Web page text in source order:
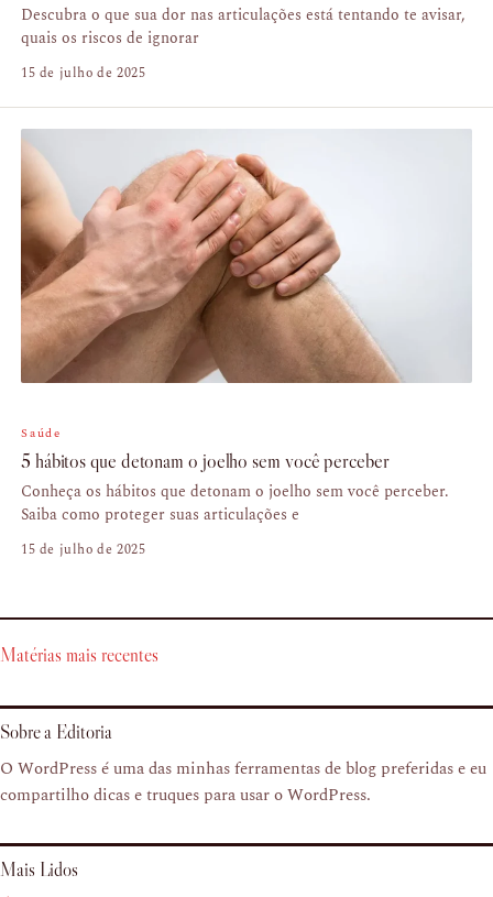
Descubra o que sua dor nas articulações está tentando te avisar,
quais os riscos de ignorar
15 de julho de 2025
Saúde
5 hábitos que detonam o joelho sem você perceber
Conheça os hábitos que detonam o joelho sem você perceber.
Saiba como proteger suas articulações e
15 de julho de 2025
Matérias mais recentes
Sobre a Editoria
O WordPress é uma das minhas ferramentas de blog preferidas e eu
compartilho dicas e truques para usar o WordPress.
Mais Lidos